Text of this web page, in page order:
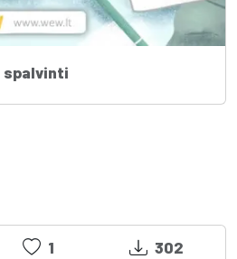
spalvinti
1 302